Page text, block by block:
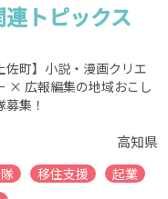
トピックス
佐町】小説・漫画クリエ
× 広報編集の地域おこし
募集！
高知県
移住支援
起業